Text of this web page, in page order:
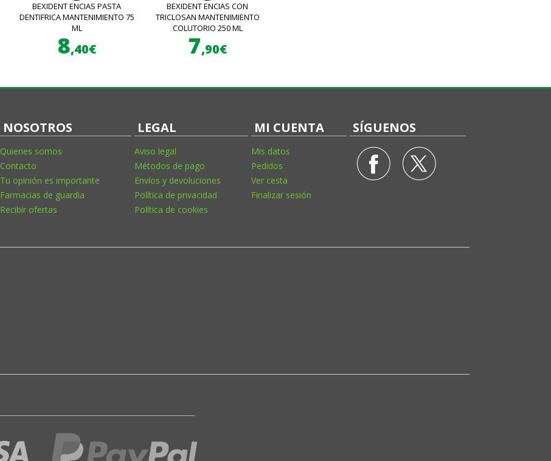
BEXIDENT ENCIAS PASTA
DENTIFRICA MANTENIMIENTO 75
ML
8,40€
BEXIDENT ENCIAS CON
TRICLOSAN MANTENIMIENTO
COLUTORIO 250 ML
7,90€
NOSOTROS
Quienes somos
Contacto
Tu opinión es importante
Farmacias de guardia
Recibir ofertas
LEGAL
Aviso legal
Métodos de pago
Envíos y devoluciones
Política de privacidad
Política de cookies
MI CUENTA
Mis datos
Pedidos
Ver cesta
Finalizar sesión
SÍGUENOS